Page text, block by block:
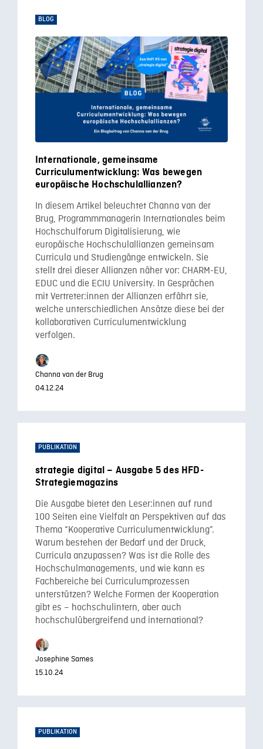
BLOG
Internationale, gemeinsame
Curriculumentwicklung: Was bewegen
europäische Hochschulallianzen?
In diesem Artikel beleuchtet Channa van der
Brug, Programmmanagerin Internationales beim
Hochschulforum Digitalisierung, wie
europäische Hochschulallianzen gemeinsam
Curricula und Studiengänge entwickeln. Sie
stellt drei dieser Allianzen näher vor: CHARM-EU,
EDUC und die ECIU University. In Gesprächen
mit Vertreter:innen der Allianzen erfährt sie,
welche unterschiedlichen Ansätze diese bei der
kollaborativen Curriculumentwicklung
verfolgen.
Channa van der Brug
04.12.24
PUBLIKATION
strategie digital – Ausgabe 5 des HFD-
Strategiemagazins
Die Ausgabe bietet den Leser:innen auf rund
100 Seiten eine Vielfalt an Perspektiven auf das
Thema “Kooperative Curriculumentwicklung”.
Warum bestehen der Bedarf und der Druck,
Curricula anzupassen? Was ist die Rolle des
Hochschulmanagements, und wie kann es
Fachbereiche bei Curriculumprozessen
unterstützen? Welche Formen der Kooperation
gibt es – hochschulintern, aber auch
hochschulübergreifend und international?
Josephine Sames
15.10.24
PUBLIKATION